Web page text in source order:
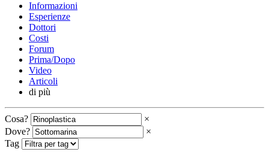
Informazioni
Esperienze
Dottori
Costi
Forum
Prima/Dopo
Video
Articoli
di più
Cosa?
×
Dove?
×
Tag